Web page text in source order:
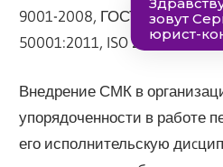
9001-2008, ГОСТ Р ИСО
50001:2011, ISO 27001.
Внедрение СМК в
упорядоченности в работе
его исполнительскую